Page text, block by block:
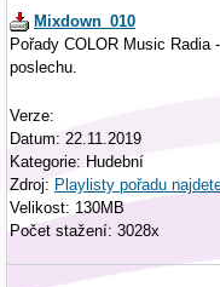
Mixdown_010
Pořady COLOR Music
poslechu.
Verze:
Datum: 22.11.2019
Kategorie: Hudební
Zdroj: Playlisty pořadu
Velikost: 130MB
Počet stažení: 3028x